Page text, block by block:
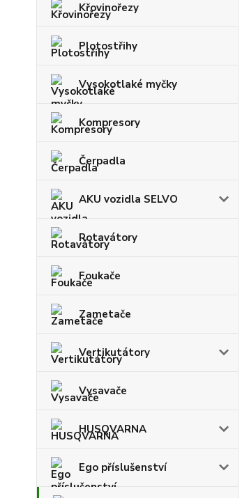
Křovinořezy
Plotostřihy
Vysokotlaké myčky
Kompresory
Čerpadla
AKU vozidla SELVO
Rotavátory
Foukače
Zametače
Vertikutátory
Vysavače
HUSQVARNA
Ego příslušenství